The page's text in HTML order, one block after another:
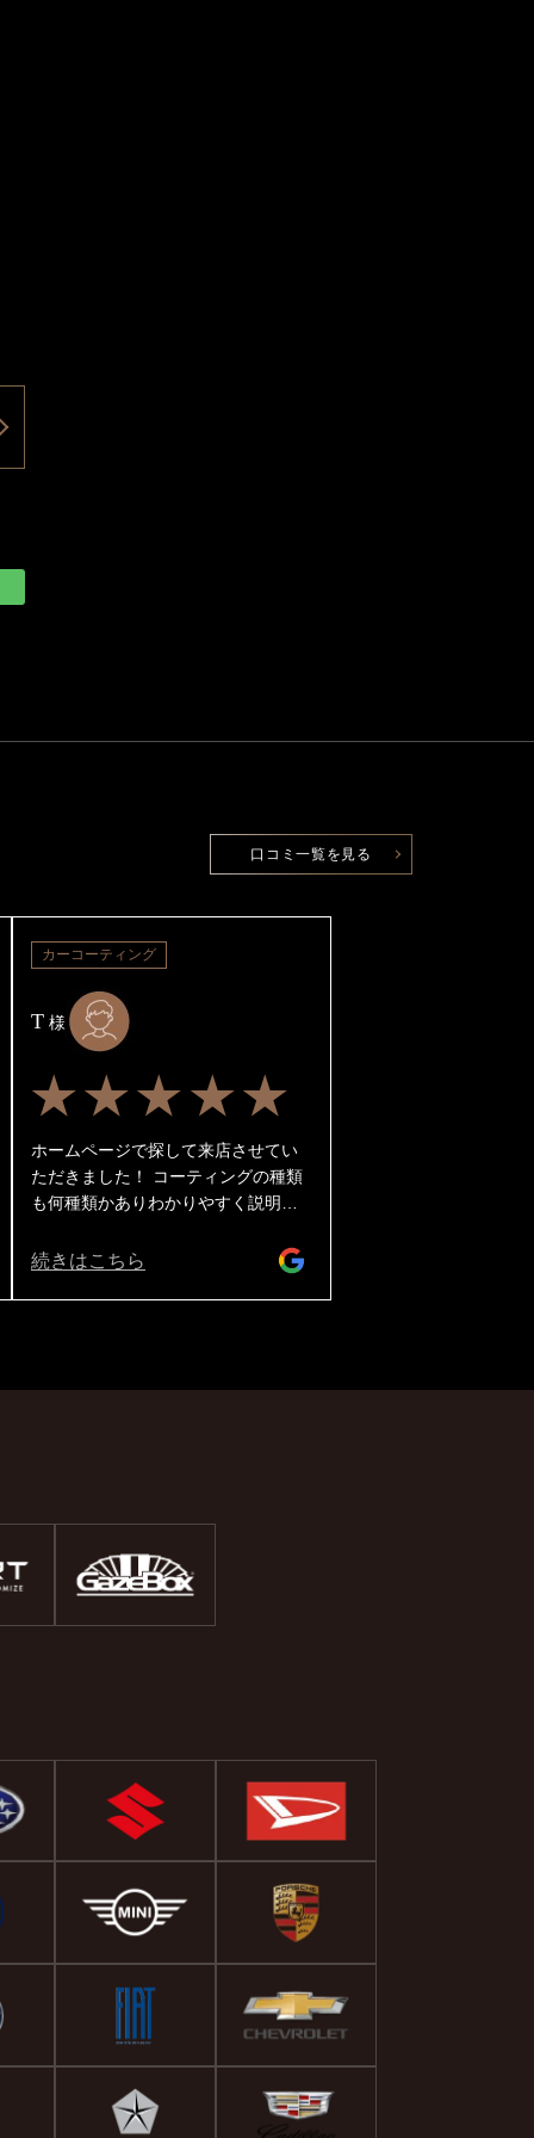
口コミ一覧を見る
カーコーティング
T様
★★★★★
ホームページで探して来店させてい
ただきました！ コーティングの種類
も何種類かありわかりやすく説明し
真で撮ってみせてくださり安心して
続きはこちら